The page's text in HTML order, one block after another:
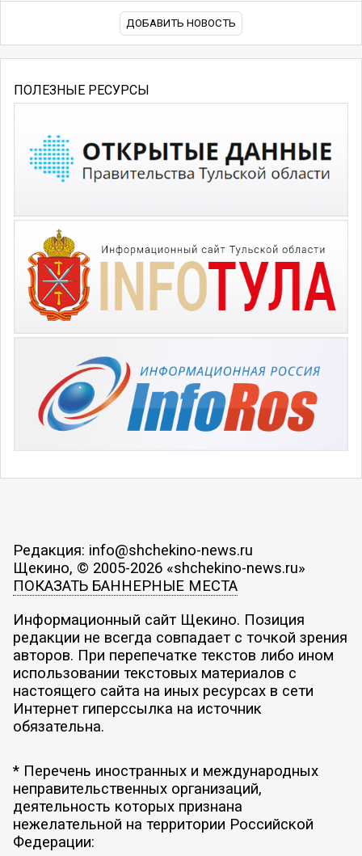
ДОБАВИТЬ НОВОСТЬ
ПОЛЕЗНЫЕ РЕСУРСЫ
Редакция: info@shchekino-news.ru
Щекино, © 2005-2026 «shchekino-news.ru»
ПОКАЗАТЬ БАННЕРНЫЕ МЕСТА
Информационный сайт Щекино. Позиция
редакции не всегда совпадает с точкой зрения
авторов. При перепечатке текстов либо ином
использовании текстовых материалов с
настоящего сайта на иных ресурсах в сети
Интернет гиперссылка на источник
обязательна.
* Перечень иностранных и международных
неправительственных организаций,
деятельность которых признана
нежелательной на территории Российской
Федерации: